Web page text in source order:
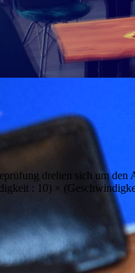
drehen sich um
: 10) ×